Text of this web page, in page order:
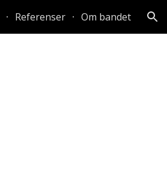
Referenser Om bandet